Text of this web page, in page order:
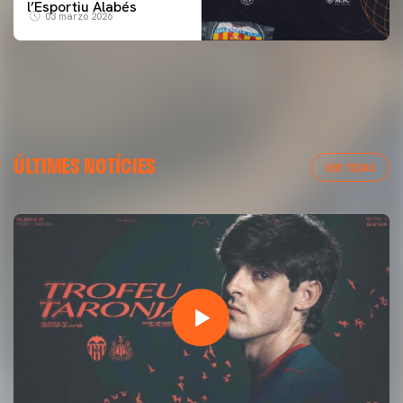
l’Esportiu Alabés
03 marzo 2026
ÚLTIMES NOTÍCIES VER TODAS